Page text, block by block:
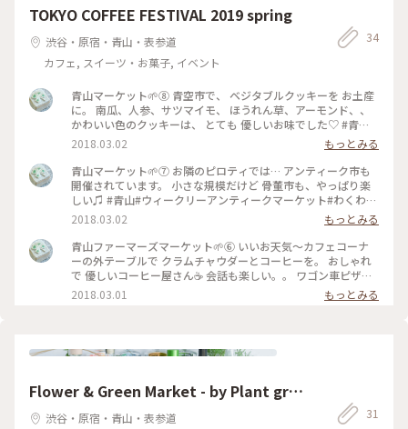
TOKYO COFFEE FESTIVAL 2019 spring
渋谷・原宿・青山・表参道
カフェ, スイーツ・お菓子, イベント
34
青山マーケット🌱⑧ 青空市で、 ベジタブルクッキーを お土産
に。 南瓜、人参、サツマイモ、 ほうれん草、アーモンド、、
かわいい色のクッキーは、 とても 優しいお味でした♡ #青山#
ファーマーズマーケット#野菜クッキー#オーガニック#カラフ
ル#かわいい#気ままさんぽ#ことりっぷ東京#朗らか #あったか
い冬
2018.03.02
もっとみる
青山マーケット🌱⑦ お隣のピロティでは… アンティーク市も
開催されています。 小さな規模だけど 骨董市も、やっぱり楽
しい♫ #青山#ウィークリーアンティークマーケット#わくわく
#骨董市#さて、帰ろ#気ままさんぽ#ことりっぷ東京#朗らか
2018.03.02
もっとみる
青山ファーマーズマーケット🌱⑥ いいお天気〜カフェコーナ
ーの外テーブルで クラムチャウダーとコーヒーを。 おしゃれ
で 優しいコーヒー屋さん☕️ 会話も楽しい。。 ワゴン車ピザ屋
さんには、 立派なピザ窯があって びっくり🍕 #青山#ファーマ
ーズマーケット#ランチ#ワゴン車#ことりっぷ東京#朗らか #あ
2018.03.01 もっとみる
Flower & Green Market - by Plant gro
wers - × CRAFT GIN BAR & LOUNGE
渋谷・原宿・青山・表参道
31